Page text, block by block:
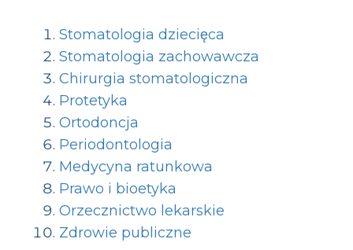
Stomatologia dziecięca
Stomatologia zachowawcza
Chirurgia stomatologiczna
Protetyka
Ortodoncja
Periodontologia
Medycyna ratunkowa
Prawo i bioetyka
Orzecznictwo lekarskie
Zdrowie publiczne